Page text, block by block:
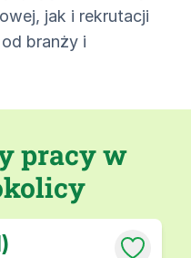
jak i rekrutacji
branży i
pracy w